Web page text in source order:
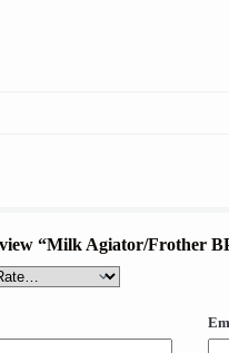
“Milk Agiator/Frother